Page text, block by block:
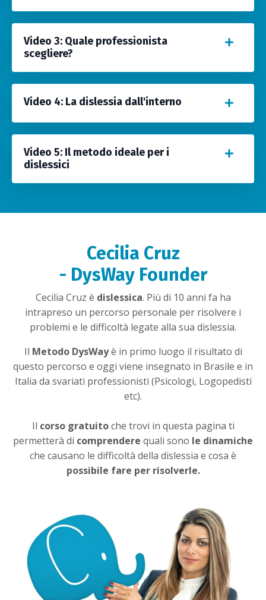
Video 3: Quale professionista
scegliere?
Video 4: La dislessia dall'interno
Video 5: Il metodo ideale per i
dislessici
Cecilia Cruz
- DysWay Founder
Cecilia Cruz è dislessica. Più di 10 anni fa ha
intrapreso un percorso personale per risolvere i
problemi e le difficoltà legate alla sua dislessia.
Il Metodo DysWayè in primo luogo il risultato di
questo percorso e oggi viene insegnato in Brasile e in
Italia da svariati professionisti (Psicologi, Logopedisti
etc).
Il corso gratuitoche trovi in questa pagina ti
permetterà di comprendere quali sono le dinamiche
che causano le difficoltà della dislessia e cosa è
possibile fare per risolverle.